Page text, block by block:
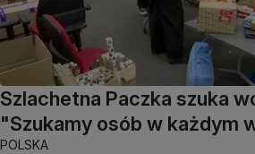
Szlachetna Paczka szuka
"Szukamy osób w każdym
POLSKA